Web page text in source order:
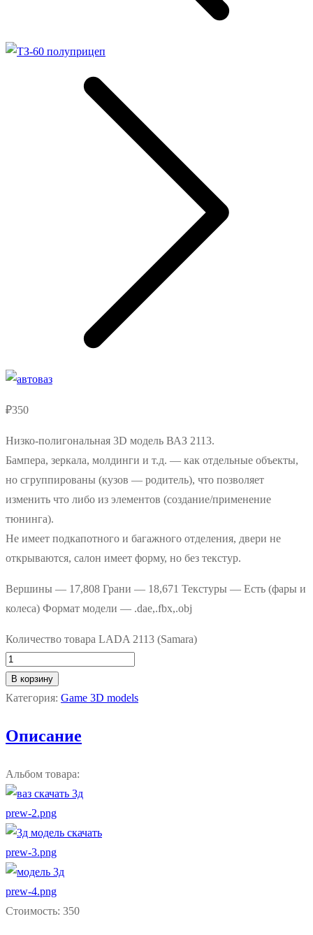
₽350
Низко-полигональная 3D модель ВАЗ 2113.
Бампера, зеркала, молдинги и т.д. — как отдельные объекты,
но сгруппированы (кузов — родитель), что позволяет
изменить что либо из элементов (создание/применение
тюнинга).
Не имеет подкапотного и багажного отделения, двери не
открываются, салон имеет форму, но без текстур.
Вершины — 17,808 Грани — 18,671 Текстуры — Есть (фары и
колеса) Формат модели — .dae,.fbx,.obj
Количество товара LADA 2113 (Samara)
В корзину
Категория: Game 3D models
Описание
Альбом товара:
prew-2.png
prew-3.png
prew-4.png
Стоимость: 350